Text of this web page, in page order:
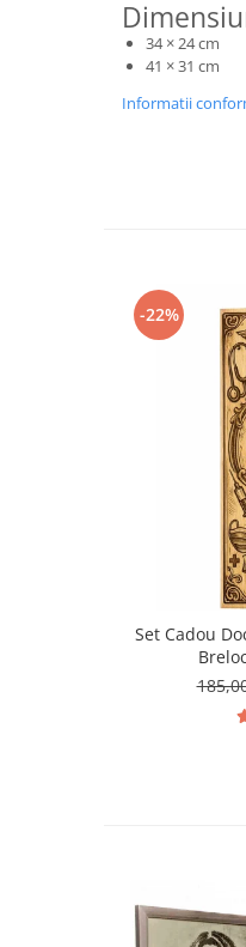
34 × 24 cm
41 × 31 cm
Informatii
-22%
Set Cadou